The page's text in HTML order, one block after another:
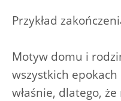
Przykład
Motyw domu i
wszystkich
właśnie, dlatego,